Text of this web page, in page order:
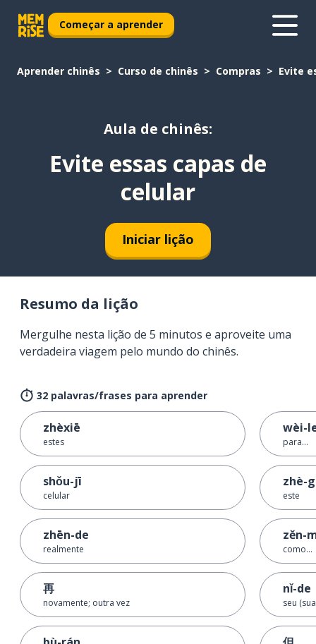
Começar a aprender
Aprender chinês Curso de chinês Compras Evite
Aula de chinês:
Evite essas capas de
celular
Iniciar lição
Resumo da lição
Mergulhe nesta lição de 5 minutos e aproveite uma
verdadeira viagem pelo mundo do chinês.
32 palavras/frases para aprender
zhèxiē
estes
shǒu-jī
celular
zhēn-de
realmente
再
novamente; outra vez
wèi-
para...
zhè-
este
zěn-
como...
nǐ-de
seu